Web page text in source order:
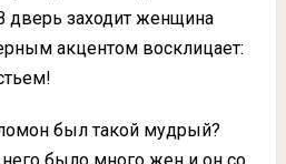
дверь заходит женщина
акцентом восклицает:
был такой мудрый?